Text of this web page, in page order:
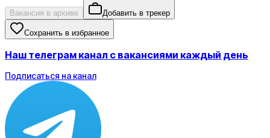
Вакансия в архиве Добавить в трекер
Сохранить в избранное
Наш телеграм канал с вакансиями каждый день
Подписаться на канал